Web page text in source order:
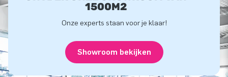
1500M2
Onze experts staan voor je klaar!
Showroom bekijken